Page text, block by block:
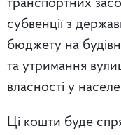
транспортних
субвенції з
бюджету на
та утримання
власності у
Ці кошти буде